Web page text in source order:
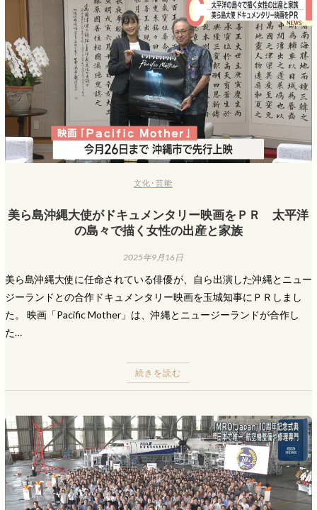
文化･芸能
美ら島沖縄大使がドキュメンタリー映画をＰＲ 太平洋
の島々で描く女性の出産と家族
2025年9月16日
美ら島沖縄大使に任命されている俳優が、自ら出演した沖縄とニュー
ジーランドとの合作ドキュメンタリー映画を玉城知事にＰＲしまし
た。 映画「Pacific Mother」は、沖縄とニュージーランドが合作し
た…
続きを読む